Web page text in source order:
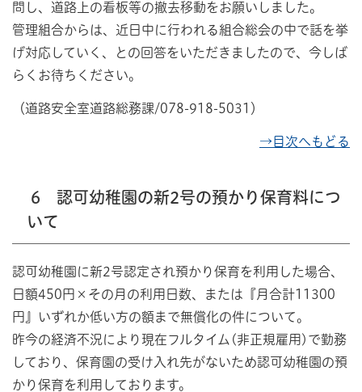
問し、道路上の看板等の撤去移動をお願いしました。
管理組合からは、近日中に行われる組合総会の中で話を挙
げ対応していく、との回答をいただきましたので、今しば
らくお待ちください。
（道路安全室道路総務課/078-918-5031）
→目次へもどる
6 認可幼稚園の新2号の預かり保育料につ
いて
認可幼稚園に新2号認定され預かり保育を利用した場合、
日額450円×その月の利用日数、または『月合計11300
円』いずれか低い方の額まで無償化の件について。
昨今の経済不況により現在フルタイム(非正規雇用)で勤務
しており、保育園の受け入れ先がないため認可幼稚園の預
かり保育を利用しております。